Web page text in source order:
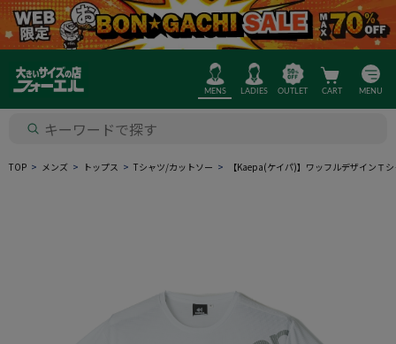
MENS LADIES OUTLET CART MENU
TOP メンズ トップス Tシャツ/カットソー 【Kaepa(ケイパ)】ワッフルデザインＴ